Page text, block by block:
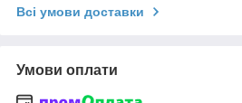
Всі умови доставки
Умови оплати